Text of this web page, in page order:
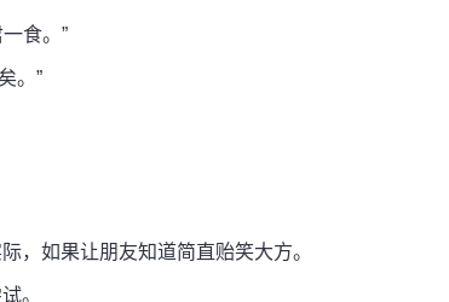
食。”
。”
如果让朋友知道简直贻笑大方。
。